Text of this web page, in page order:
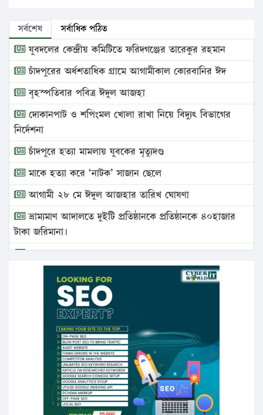
সর্বশেষ সর্বাধিক পঠিত
যুবদলের কেন্দ্রীয় কমিটিতে ফরিদগঞ্জের তারেকুর রহমান
চাঁদপুরের অর্ধশতাধিক গ্রামে আগামীকাল কোরবানির ঈদ
বৃহস্পতিবার পবিত্র ঈদুল আজহা
দোকানপাট ও শপিংমল খোলা রাখা নিয়ে বিদ্যুৎ বিভাগের
নির্দেশনা
চাঁদপুরে হত্যা মামলায় যুবকের মৃত্যুদণ্ড
মাকে হত্যা করে ‘নাটক’ সাজান ছেলে
আগামী ২৮ মে ঈদুল আজহার তারিখ ঘোষণা
ভ্রাম্যমাণ আদালতে দুইটি প্রতিষ্ঠানকে প্রতিষ্ঠানকে ৪০হাজার
টাকা জরিমানা।
এবার লঞ্চের ভাড়া বাড়ল
১৭ থেকে ২১ শতাংশ বিদ্যুতের দাম বাড়ানোর প্রস্তাব পিডিবির
১৬ মে চাঁদপুর ও ২৫ মে ফেনী সফরে যাবেন প্রধানমন্ত্রী
উচ্চশিক্ষায় গৌরবময় অর্জন: পূর্ণ স্কলারশিপে যুক্তরাষ্ট্রে
পিএইচডি করছেন কুয়েটের কৃতি…
সারা দেশে বজ্রাঘাতে ১৪ জনের প্রাণহানি
কঠোর হচ্ছে এসএসসি ও এইচএসসি পরীক্ষা
ফরিদগঞ্জে আগুনে পুড়লো ৬ ব্যবসা প্রতিষ্ঠান